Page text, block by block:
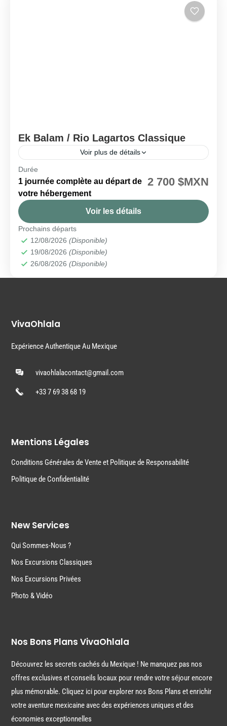
Ek Balam / Rio Lagartos Classique
Voir plus de détails
🗓️ Disponible chaque mercredi
Ek Balam Las Coloradas
Facile
Durée
1 journée complète au départ de
votre hébergement
2 700 $MXN
Voir les détails
Prochains départs
12/08/2026 (Disponible)
19/08/2026 (Disponible)
26/08/2026 (Disponible)
VivaOhlala
Expérience Authentique Au Mexique
vivaohlalacontact@gmail.com
+33 7 69 38 68 19
Mentions Légales
Conditions Générales de Vente et Politique de Responsabilité
Politique de Confidentialité
New Services
Qui Sommes-Nous ?
Nos Excursions Classiques
Nos Excursions Privées
Photo & Vidéo
Nos Bons Plans VivaOhlala
Découvrez les secrets cachés du Mexique ! Ne manquez pas nos
offres exclusives et conseils locaux pour rendre votre séjour encore
plus mémorable. Cliquez ici pour explorer nos Bons Plans et enrichir
votre aventure mexicaine avec des expériences uniques et des
économies exceptionnelles